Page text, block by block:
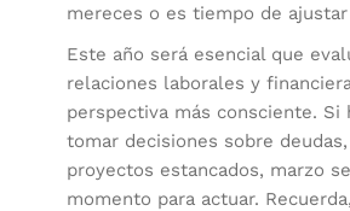
mereces o es tiempo de
Este año será esencial que
relaciones laborales y
perspectiva más consciente. Si
tomar decisiones sobre
proyectos estancados, marzo
momento para actuar.